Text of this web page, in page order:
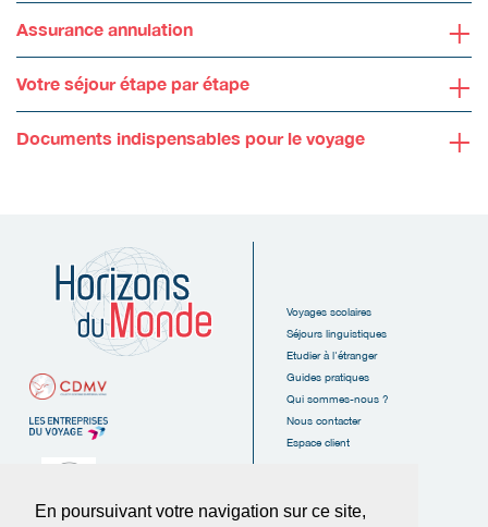
En poursuivant votre navigation sur ce site,
Assurance annulation +
Votre séjour étape par étape +
Documents indispensables pour le voyage +
Voyages scolaires
Séjours linguistiques
Etudier à l'étranger
Guides pratiques
Qui sommes-nous ?
Nous contacter
Espace client